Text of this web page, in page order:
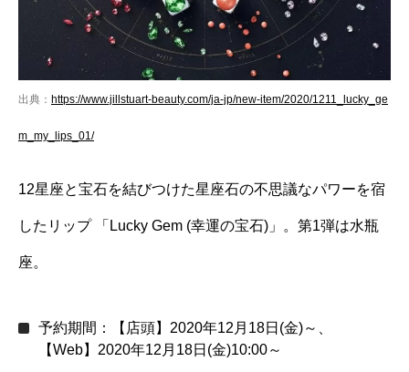
出典： https://www.jillstuart-beauty.com/ja-jp/new-item/2020/1211_lucky_ge
m_my_lips_01/
12星座と宝石を結びつけた星座石の不思議なパワーを宿
したリップ 「Lucky Gem (幸運の宝石)」。第1弾は水瓶
座。
予約期間：【店頭】2020年12月18日(金)～、
【Web】2020年12月18日(金)10:00～